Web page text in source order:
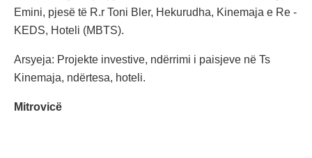
Emini, pjesë të R.r Toni Bler, Hekurudha, Kinemaja e Re -
KEDS, Hoteli (MBTS).
Arsyeja: Projekte investive, ndërrimi i paisjeve në Ts
Kinemaja, ndërtesa, hoteli.
Mitrovicë